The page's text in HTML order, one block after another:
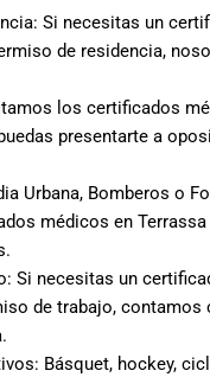
Si necesitas un
de residencia,
los certificados
presentarte a
Urbana, Bomberos o
médicos en
Si necesitas un
de trabajo, contamos
Básquet, hockey,